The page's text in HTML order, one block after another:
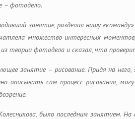
– фотодело.
занятие, разделил нашу
множество интересных
теории фотодела и сказал, что
занятие – рисование. Придя на
описывать сам процесс рисования,
было последним занятием.